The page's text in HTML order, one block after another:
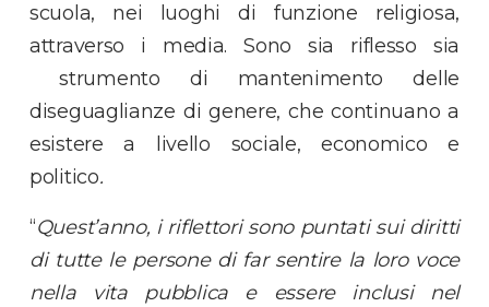
scuola, nei luoghi di funzione religiosa,
attraverso i media. Sono sia riflesso sia
strumento di mantenimento delle
diseguaglianze di genere, che continuano a
esistere a livello sociale, economico e
politico.
“Quest’anno, i riflettori sono puntati sui diritti
di tutte le persone di far sentire la loro voce
nella vita pubblica e essere inclusi nel